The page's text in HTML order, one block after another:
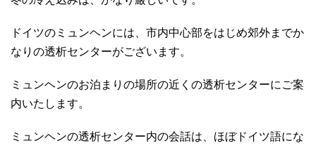
ドイツのミュンヘンには、市内中心部をはじめ郊外までか
なりの透析センターがございます。
ミュンヘンのお泊まりの場所の近くの透析センターにご案
内いたします。
ミュンヘンの透析センター内の会話は、ほぼドイツ語にな